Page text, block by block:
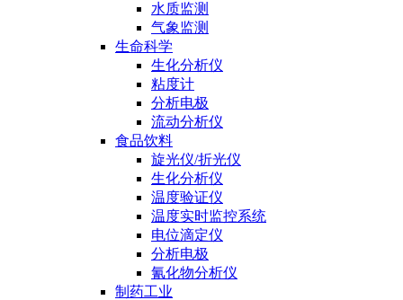
水质监测
气象监测
生命科学
生化分析仪
粘度计
分析电极
流动分析仪
食品饮料
旋光仪/折光仪
生化分析仪
温度验证仪
温度实时监控系统
电位滴定仪
分析电极
氰化物分析仪
制药工业